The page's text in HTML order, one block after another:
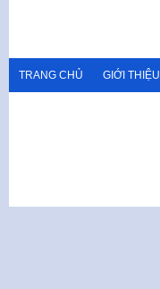
TRANG CHỦ GIỚI THIỆU